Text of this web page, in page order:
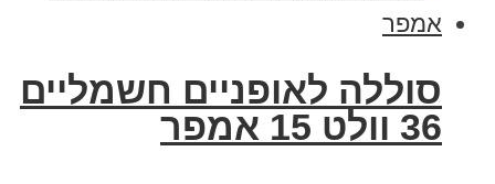
סוללה לאופניים חשמליים
36 וולט 15 אמפר